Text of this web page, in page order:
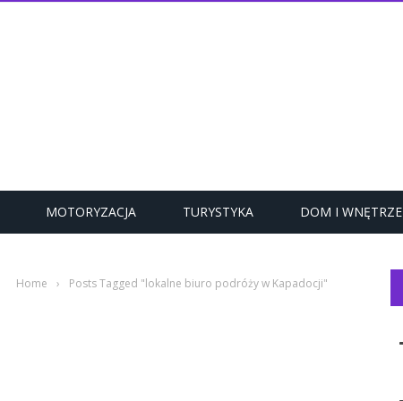
MOTORYZACJA TURYSTYKA DOM I WNĘTRZE
Home › Posts Tagged "lokalne biuro podróży w Kapadocji"